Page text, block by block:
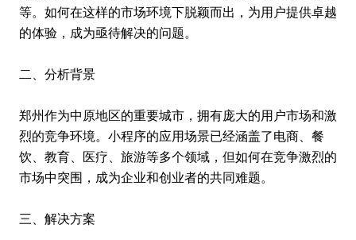
等。如何在这样的市场环境下脱颖而出，为用户提供卓越
的体验，成为亟待解决的问题。
二、分析背景
郑州作为中原地区的重要城市，拥有庞大的用户市场和激
烈的竞争环境。小程序的应用场景已经涵盖了电商、餐
饮、教育、医疗、旅游等多个领域，但如何在竞争激烈的
市场中突围，成为企业和创业者的共同难题。
三、解决方案